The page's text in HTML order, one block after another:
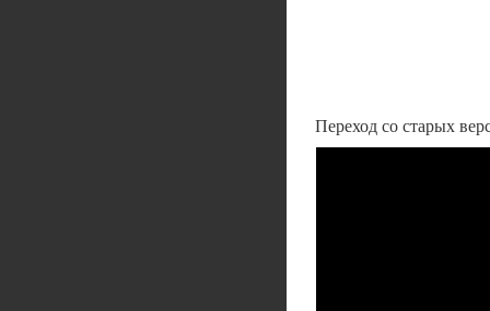
Переход со старых